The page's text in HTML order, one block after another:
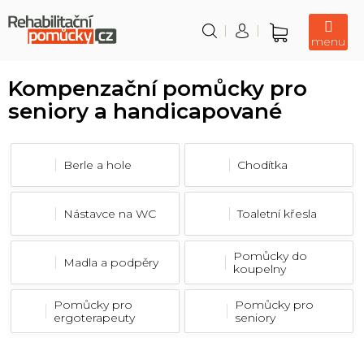
na
obsah
Nákupní
o
s
n
í
a
Kompenzační pomůcky pro
seniory a handicapované
Berle a hole Chodítka
Nástavce na WC Toaletní křesla
Madla a podpěry
Pomůcky do
koupelny
Pomůcky pro
ergoterapeuty
Pomůcky pro
seniory